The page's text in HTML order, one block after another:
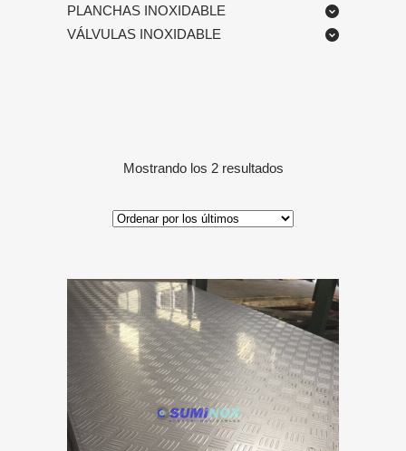
PLANCHAS INOXIDABLE
VÁLVULAS INOXIDABLE
Mostrando los 2 resultadosOrdenado
por
últimos